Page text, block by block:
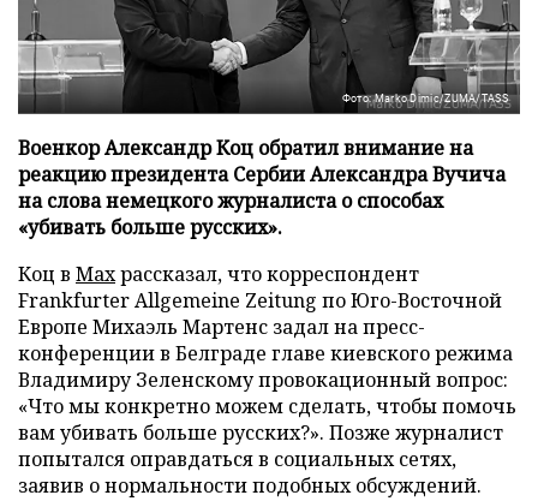
Фото: Marko Dimic/ZUMA/TASS
Военкор Александр Коц обратил внимание на
реакцию президента Сербии Александра Вучича
на слова немецкого журналиста о способах
«убивать больше русских».
Коц в Махрассказал, что корреспондент
Frankfurter Allgemeine Zeitung по Юго-Восточной
Европе Михаэль Мартенс задал на пресс-
конференции в Белграде главе киевского режима
Владимиру Зеленскому провокационный вопрос:
«Что мы конкретно можем сделать, чтобы помочь
вам убивать больше русских?». Позже журналист
попытался оправдаться в социальных сетях,
заявив о нормальности подобных обсуждений.